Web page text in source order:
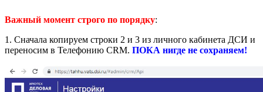
Важный момент строго по порядку:
1. Сначала копируем строки 2 и 3 из личного кабинета ДСИ и
переносим в Телефонию CRM. ПОКА нигде не сохраняем!